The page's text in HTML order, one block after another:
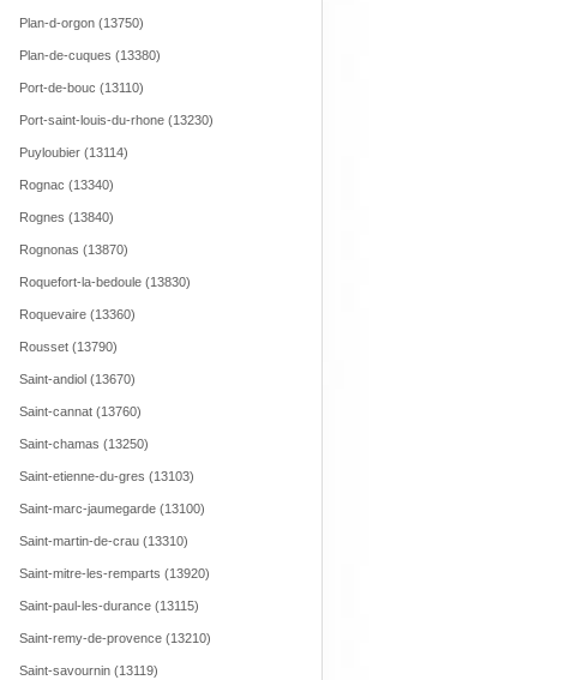
Plan-d-orgon (13750)
Plan-de-cuques (13380)
Port-de-bouc (13110)
Port-saint-louis-du-rhone (13230)
Puyloubier (13114)
Rognac (13340)
Rognes (13840)
Rognonas (13870)
Roquefort-la-bedoule (13830)
Roquevaire (13360)
Rousset (13790)
Saint-andiol (13670)
Saint-cannat (13760)
Saint-chamas (13250)
Saint-etienne-du-gres (13103)
Saint-marc-jaumegarde (13100)
Saint-martin-de-crau (13310)
Saint-mitre-les-remparts (13920)
Saint-paul-les-durance (13115)
Saint-remy-de-provence (13210)
Saint-savournin (13119)